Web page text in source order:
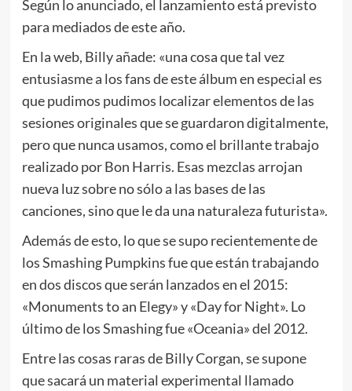
Según lo anunciado, el lanzamiento está previsto
para mediados de este año.
En la web, Billy añade: «una cosa que tal vez
entusiasme a los fans de este álbum en especial es
que pudimos pudimos localizar elementos de las
sesiones originales que se guardaron digitalmente,
pero que nunca usamos, como el brillante trabajo
realizado por Bon Harris. Esas mezclas arrojan
nueva luz sobre no sólo a las bases de las
canciones, sino que le da una naturaleza futurista».
Además de esto, lo que se supo recientemente de
los Smashing Pumpkins fue que están trabajando
en dos discos que serán lanzados en el 2015:
«Monuments to an Elegy» y «Day for Night». Lo
último de los Smashing fue «Oceania» del 2012.
Entre las cosas raras de Billy Corgan, se supone
que sacará un material experimental llamado